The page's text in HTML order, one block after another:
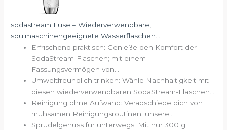
sodastream Fuse – Wiederverwendbare,
spülmaschinengeeignete Wasserflaschen...
Erfrischend praktisch: Genieße den Komfort der
SodaStream-Flaschen; mit einem
Fassungsvermögen von...
Umweltfreundlich trinken: Wähle Nachhaltigkeit mit
diesen wiederverwendbaren SodaStream-Flaschen...
Reinigung ohne Aufwand: Verabschiede dich von
mühsamen Reinigungsroutinen; unsere...
Sprudelgenuss für unterwegs: Mit nur 300 g